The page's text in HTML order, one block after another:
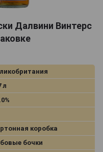
Далвини Винтерс
л
коробка
бочки